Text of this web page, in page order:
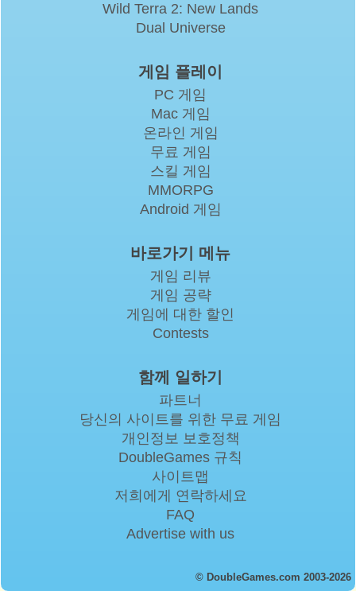
Wild Terra 2: New Lands
Dual Universe
게임 플레이
PC 게임
Mac 게임
온라인 게임
무료 게임
스킬 게임
MMORPG
Android 게임
바로가기 메뉴
게임 리뷰
게임 공략
게임에 대한 할인
Contests
함께 일하기
파트너
당신의 사이트를 위한 무료 게임
개인정보 보호정책
DoubleGames 규칙
사이트맵
저희에게 연락하세요
FAQ
Advertise with us
© DoubleGames.com 2003-2026